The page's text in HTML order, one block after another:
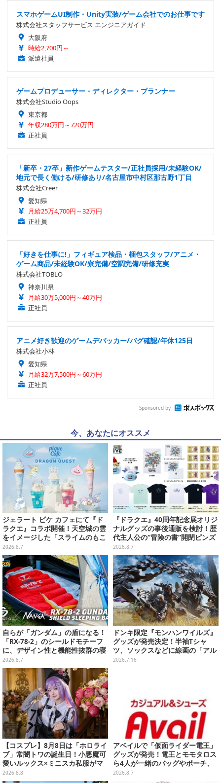
スマホゲームUI制作・Unity実装/ゲーム会社でのお仕事です
株式会社スタッフサービス エンジニアガイド
大阪府
時給2,700円～
派遣社員
ゲームプロデューサー・ディレクター・プランナー
株式会社Studio Oops
東京都
年収280万円～720万円
正社員
「新卒・27卒」新作ゲームテスター/正社員採用/未経験OK/
地元で長く働ける/研修あり/名古屋市中村区那古野1丁目
株式会社Creer
愛知県
月給25万4,700円～32万円
正社員
「好きを仕事に!」フィギュア検品・梱包スタッフ/アニメ・
ゲーム商品/未経験OK/寮完備/空調完備/研修充実
株式会社TOBLO
神奈川県
月給30万5,000円～40万円
正社員
アニメ好き歓迎のゲームデバッカー/バグ確認/年休125日
株式会社小林
愛知県
月給32万7,500円～60万円
正社員
Sponsored by
今、あなたにオススメ
ジェラート ピケ カフェにて『ド
ラクエ』コラボ開催！天空城の雲
をイメージした「スライムのもこ
もこ天空クレープ」などを提供
2026.8.7
『ドラクエ』40周年記念展オリジ
ナルグッズの事後通販を検討！歴
代主人公の“冒険の書”開閉ピンズ
をはじめ、ユニークなＴシャツや
雑貨など
2026.8.7
自らが「ガンダム」の盾になる！
「RX-78-2」のシールドモチーフ
に、デザイン性と機能性抜群の寝
袋がプレバンで2次予約
2026.8.7
ドンキ限定『モンハンワイルズ』
グッズが発売決定！半袖Tシャ
ツ、ソックスなどに線画の「アル
シュベルド」「リオレウス」ら11
2026.7.16
【コスプレ】8月8日は「ホロライ
ブ」常闇トワの誕生日！小悪魔可
愛いルックス×ミニスカ私服がマ
ジ天使すぎな美女レイヤーまとめ
【写真45枚】
2026.8.8
アベイルで「仮面ライダー電王」
グッズが発売！電王とモモタロス
ら4人が一緒のバッグやポーチ、
収納ボックスも
2026.8.7